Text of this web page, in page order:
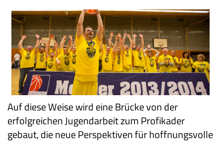
Auf diese Weise wird eine Brücke von der
erfolgreichen Jugendarbeit zum Profikader
gebaut, die neue Perspektiven für hoffnungsvolle